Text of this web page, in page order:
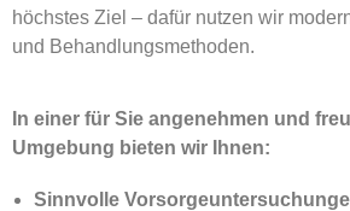
höchstes Ziel – dafür nutzen wir
und Behandlungsmethoden.
In einer für Sie angenehmen und
Umgebung bieten wir Ihnen:
Sinnvolle